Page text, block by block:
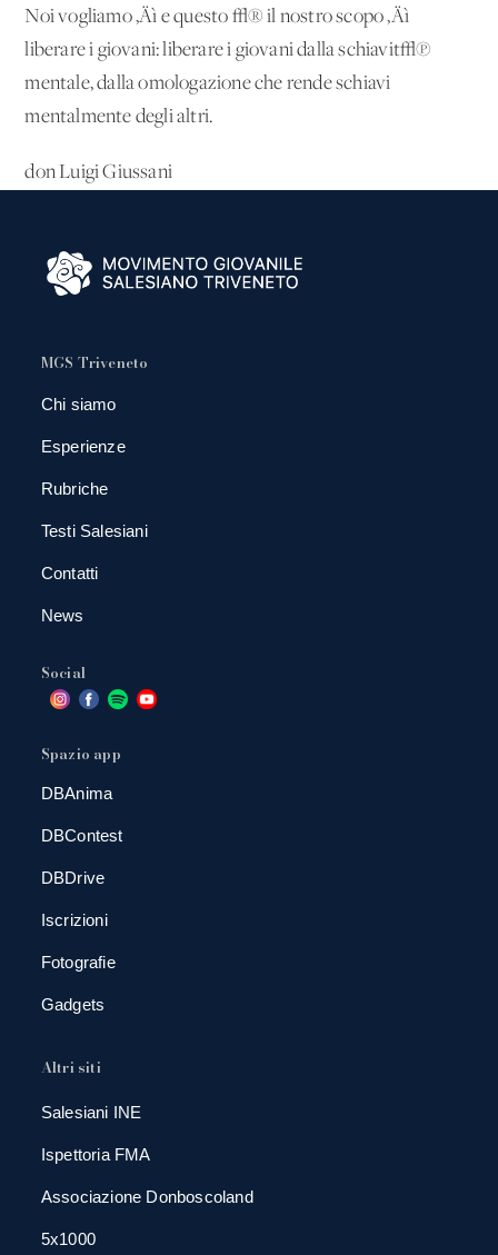
Noi vogliamo ‚Äì e questo √® il nostro scopo ‚Äì
liberare i giovani: liberare i giovani dalla schiavit√π
mentale, dalla omologazione che rende schiavi
mentalmente degli altri.
don Luigi Giussani
MGS Triveneto
Chi siamo
Esperienze
Rubriche
Testi Salesiani
Contatti
News
Social
Spazio app
DBAnima
DBContest
DBDrive
Iscrizioni
Fotografie
Gadgets
Altri siti
Salesiani INE
Ispettoria FMA
Associazione Donboscoland
5x1000